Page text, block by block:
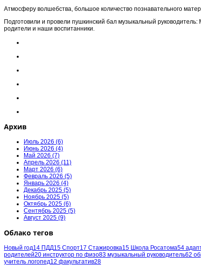
Атмосферу волшебства, большое количество познавательного
Подготовили и провели пушкинский бал музыкальный
родители и наши воспитанники.
Архив
Июль 2026 (6)
Июнь 2026 (4)
Май 2026 (7)
Апрель 2026 (11)
Март 2026 (6)
Февраль 2026 (5)
Январь 2026 (4)
Декабрь 2025 (5)
Ноябрь 2025 (5)
Октябрь 2025 (6)
Сентябрь 2025 (5)
Август 2025 (9)
Облако тегов
Новый год14 ПДД15 Спорт17 Стажировка15 Школа Росатома54
родителей20 инструктор по физо83 музыкальный руководитель62
учитель логопед12 факультатив28